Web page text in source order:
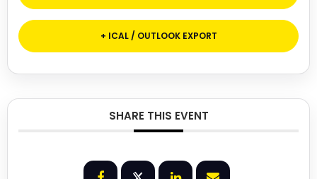
+ ICAL / OUTLOOK EXPORT
SHARE THIS EVENT